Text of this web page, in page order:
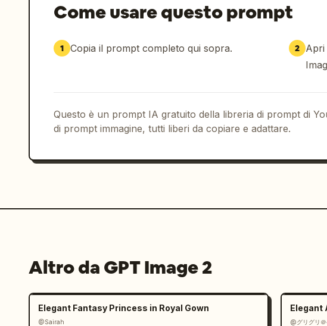
Come usare questo prompt
1 Copia il prompt completo qui sopra. 2 Apri
Questo è un prompt IA gratuito della libreria di prompt di
di prompt immagine, tutti liberi da copiare e adattare.
Altro da GPT Image 2
Elegant Fantasy Princess in Royal Gown
@Sairah
Elegant
@グリグリ